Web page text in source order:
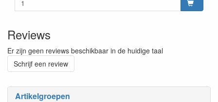
Artikelgroepen
Reviews
Er zijn geen reviews beschikbaar in de huidige taal
Schrijf een review